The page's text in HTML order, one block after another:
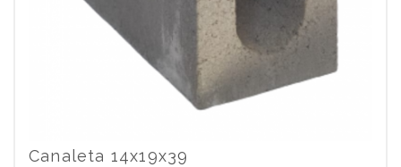
Canaleta 14x19x39